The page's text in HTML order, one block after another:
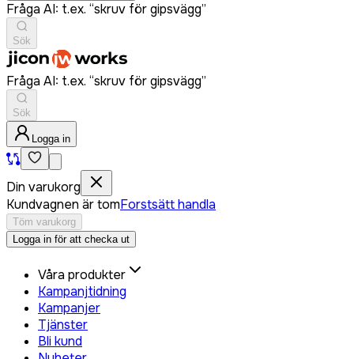
Fråga AI: t.ex. “skruv för gipsvägg”
Sök
Fråga AI: t.ex. “skruv för gipsvägg”
Sök
Logga in
Din varukorg
Kundvagnen är tomForstsätt handla
Töm varukorg
Logga in för att checka ut
Våra produkter
Kampanjtidning
Kampanjer
Tjänster
Bli kund